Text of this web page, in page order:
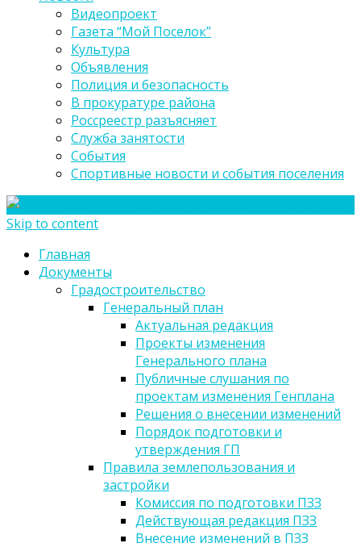
Видеопроект
Газета “Мой Поселок”
Культура
Объявления
Полиция и безопасность
В прокуратуре района
Россреестр разъясняет
Служба занятости
События
Спортивные новости и события поселения
Skip to content
Главная
Документы
Градостроительство
Генеральный план
Актуальная редакция
Проекты изменения
Генерального плана
Публичные слушания по
проектам изменения Генплана
Решения о внесении изменений
Порядок подготовки и
утверждения ГП
Правила землепользования и
застройки
Комиссия по подготовки ПЗЗ
Действующая редакция ПЗЗ
Внесение изменений в ПЗЗ